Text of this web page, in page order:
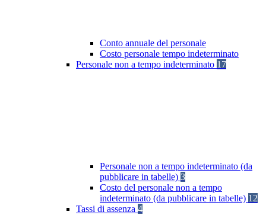
Conto annuale del personale
Costo personale tempo indeterminato
Personale non a tempo indeterminato 17
Personale non a tempo indeterminato (da
pubblicare in tabelle) 3
Costo del personale non a tempo
indeterminato (da pubblicare in tabelle) 12
Tassi di assenza 4